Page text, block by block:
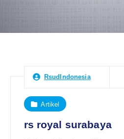
RsudIndonesia
Artikel
rs royal surabaya